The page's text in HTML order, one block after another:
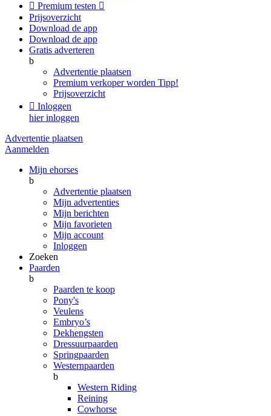
 Premium testen 
Prijsoverzicht
Download de app
Download de app
Gratis adverteren
b
Advertentie plaatsen
Premium verkoper worden Tipp!
Prijsoverzicht
 Inloggen
hier inloggen
Advertentie plaatsen
Aanmelden
Mijn ehorses
b
Advertentie plaatsen
Mijn advertenties
Mijn berichten
Mijn favorieten
Mijn account
Inloggen
Zoeken
Paarden
b
Paarden te koop
Pony's
Veulens
Embryo’s
Dekhengsten
Dressuurpaarden
Springpaarden
Westernpaarden
b
Western Riding
Reining
Cowhorse